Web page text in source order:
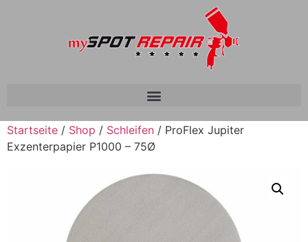
Startseite / Shop / Schleifen / ProFlex Jupiter
Exzenterpapier P1000 – 75Ø